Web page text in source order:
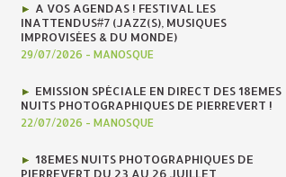
A VOS AGENDAS ! FESTIVAL LES
INATTENDUS#7 (JAZZ(S), MUSIQUES
IMPROVISÉES & DU MONDE)
29/07/2026 - MANOSQUE
EMISSION SPÉCIALE EN DIRECT DES 18EMES
NUITS PHOTOGRAPHIQUES DE PIERREVERT !
22/07/2026 - MANOSQUE
18EMES NUITS PHOTOGRAPHIQUES DE
PIERREVERT DU 23 AU 26 JUILLET